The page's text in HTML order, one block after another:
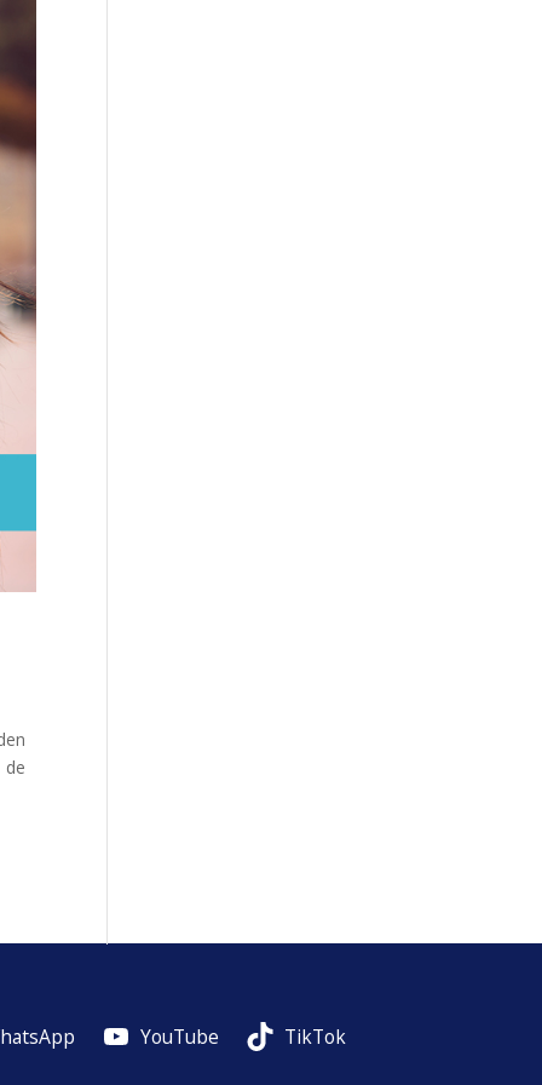
de
YouTube TikTok